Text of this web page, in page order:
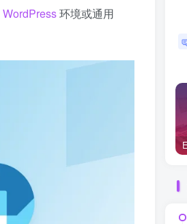
WordPress环境或通用